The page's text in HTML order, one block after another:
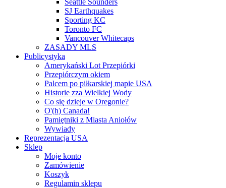
Seattle Sounders
SJ Earthquakes
Sporting KC
Toronto FC
Vancouver Whitecaps
ZASADY MLS
Publicystyka
Amerykański Lot Przepiórki
Przepiórczym okiem
Palcem po piłkarskiej mapie USA
Historie zza Wielkiej Wody
Co się dzieje w Oregonie?
O'(h) Canada!
Pamiętniki z Miasta Aniołów
Wywiady
Reprezentacja USA
Sklep
Moje konto
Zamówienie
Koszyk
Regulamin sklepu